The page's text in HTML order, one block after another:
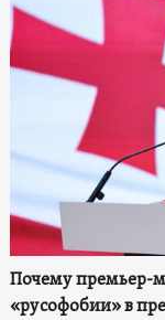
Почему премьер-
«русофобии» в